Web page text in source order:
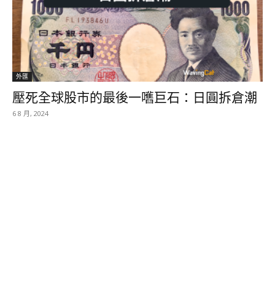
外匯
壓死全球股市的最後一嚿巨石：日圓拆倉潮
6 8 月, 2024